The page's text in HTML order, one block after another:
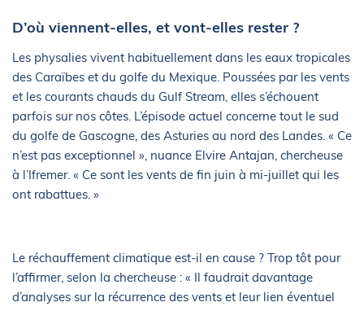
D’où viennent-elles, et vont-elles rester ?
Les physalies vivent habituellement dans les eaux tropicales
des Caraïbes et du golfe du Mexique. Poussées par les vents
et les courants chauds du Gulf Stream, elles s’échouent
parfois sur nos côtes. L’épisode actuel concerne tout le sud
du golfe de Gascogne, des Asturies au nord des Landes. « Ce
n’est pas exceptionnel », nuance Elvire Antajan, chercheuse
à l’Ifremer. « Ce sont les vents de fin juin à mi-juillet qui les
ont rabattues. »
Le réchauffement climatique est-il en cause ? Trop tôt pour
l’affirmer, selon la chercheuse : « Il faudrait davantage
d’analyses sur la récurrence des vents et leur lien éventuel